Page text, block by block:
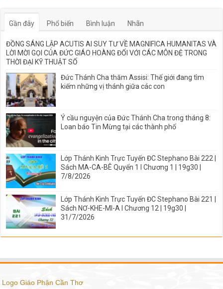
Gần đây Phổ biến Bình luận Nhãn
ĐỒNG SÁNG LẬP ACUTIS AI SUY TƯ VỀ MAGNIFICA HUMANITAS VÀ
LỜI MỜI GỌI CỦA ĐỨC GIÁO HOÀNG ĐỐI VỚI CÁC MÔN ĐỆ TRONG
THỜI ĐẠI KỸ THUẬT SỐ
Đức Thánh Cha thăm Assisi: Thế giới đang tìm
kiếm những vị thánh giữa các con
Ý cầu nguyện của Đức Thánh Cha trong tháng 8:
Loan báo Tin Mừng tại các thành phố
Lớp Thánh Kinh Trực Tuyến ĐC Stephano Bài 222 |
Sách MA-CA-BÊ Quyển 1 I Chương 1 | 19g30 |
7/8/2026
Lớp Thánh Kinh Trực Tuyến ĐC Stephano Bài 221 |
Sách NƠ-KHE-MI-A I Chương 12 | 19g30 |
31/7/2026
Logo Giáo Phận Cần Thơ